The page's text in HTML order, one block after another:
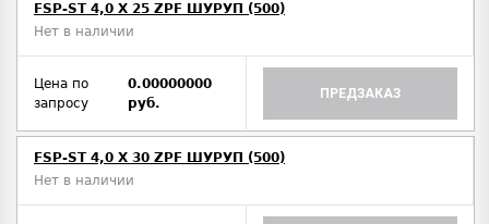
FSP-ST 4,0 X 25 ZPF ШУРУП (500)
Нет в наличии
Цена по
запросу
0.00000000
руб.
ПРЕДЗАКАЗ
FSP-ST 4,0 X 30 ZPF ШУРУП (500)
Нет в наличии